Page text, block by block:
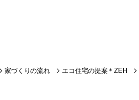
家づくりの流れ エコ住宅の提案＊ZEH